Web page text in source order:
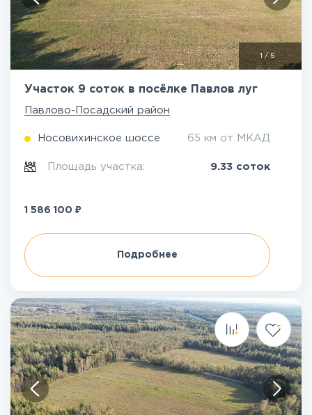
1 /5
Участок 9 соток в посёлке Павлов луг
Павлово-Посадский район
Носовихинское шоссе 65 км от МКАД
Площадь участка: 9.33 соток
1 586 100 ₽
Подробнее